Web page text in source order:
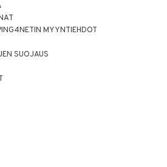
MYYNTIEHDOT
SUOJAUS